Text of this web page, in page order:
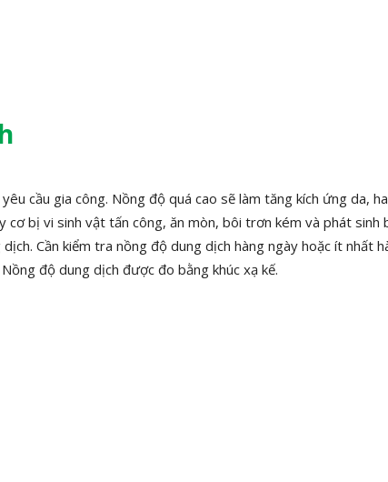
cầu gia công. Nồng độ quá cao sẽ làm tăng kích ứng da,
cơ bị vi sinh vật tấn công, ăn mòn, bôi trơn kém và phát sinh
Cần kiểm tra nồng độ dung dịch hàng ngày hoặc ít nhất
độ dung dịch được đo bằng khúc xạ kế.